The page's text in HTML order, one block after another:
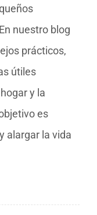
nuestro blog
prácticos,
útiles
y la
es
alargar la vida